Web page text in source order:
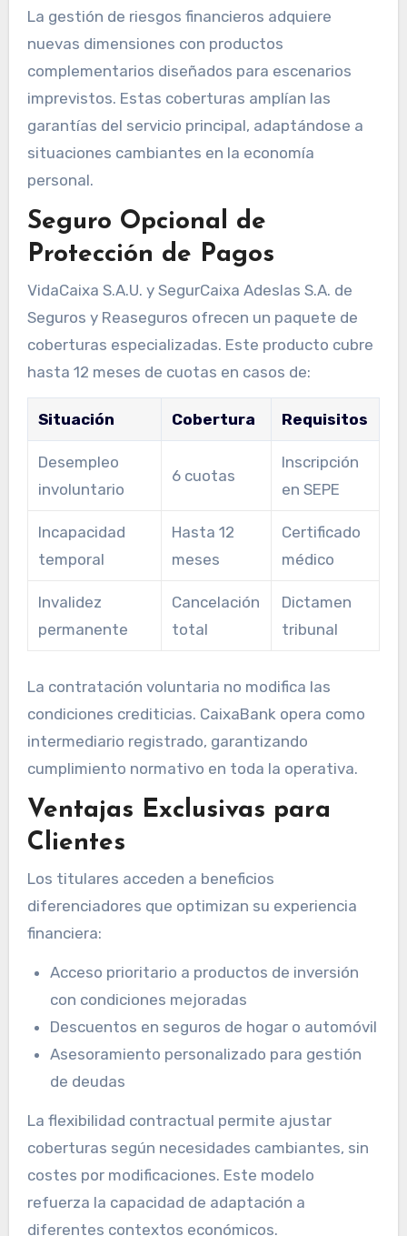
La gestión de riesgos financieros adquiere
nuevas dimensiones con productos
complementarios diseñados para escenarios
imprevistos. Estas coberturas amplían las
garantías del servicio principal, adaptándose a
situaciones cambiantes en la economía
personal.
Seguro Opcional de
Protección de Pagos
VidaCaixa S.A.U. y SegurCaixa Adeslas S.A. de
Seguros y Reaseguros ofrecen un paquete de
coberturas especializadas. Este producto cubre
hasta 12 meses de cuotas en casos de:
Situación Cobertura Requisitos
Desempleo
involuntario
6 cuotas
Inscripción
en SEPE
Incapacidad
temporal
Hasta 12
meses
Certificado
médico
Invalidez
permanente
Cancelación
total
Dictamen
tribunal
La contratación voluntaria no modifica las
condiciones crediticias. CaixaBank opera como
intermediario registrado, garantizando
cumplimiento normativo en toda la operativa.
Ventajas Exclusivas para
Clientes
Los titulares acceden a beneficios
diferenciadores que optimizan su experiencia
financiera:
Acceso prioritario a productos de inversión
con condiciones mejoradas
Descuentos en seguros de hogar o automóvil
Asesoramiento personalizado para gestión
de deudas
La flexibilidad contractual permite ajustar
coberturas según necesidades cambiantes, sin
costes por modificaciones. Este modelo
refuerza la capacidad de adaptación a
diferentes contextos económicos.